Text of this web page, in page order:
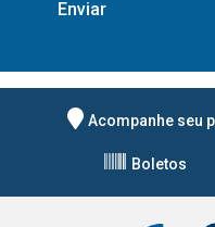
Acompanhe seu
Boletos